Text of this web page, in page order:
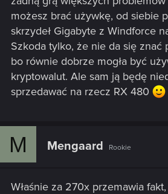
możesz brać używkę, od siebie
skrzydeł Gigabyte z Windforce
Szkoda tylko, że nie da się znać
bo równie dobrze mogła być
kryptowalut. Ale sam ją będę
sprzedawać na rzecz RX 480
M Mengaard Rookie
Właśnie za 270x przemawia